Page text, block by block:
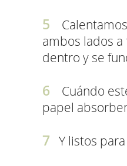
ambos lados
dentro y se
Cuándo
papel
Y listos